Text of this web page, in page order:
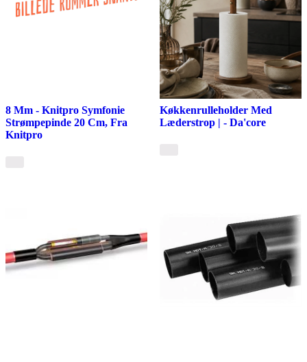
8 Mm - Knitpro Symfonie
Strømpepinde 20 Cm, Fra
Knitpro
Køkkenrulleholder Med
Læderstrop | - Da'core